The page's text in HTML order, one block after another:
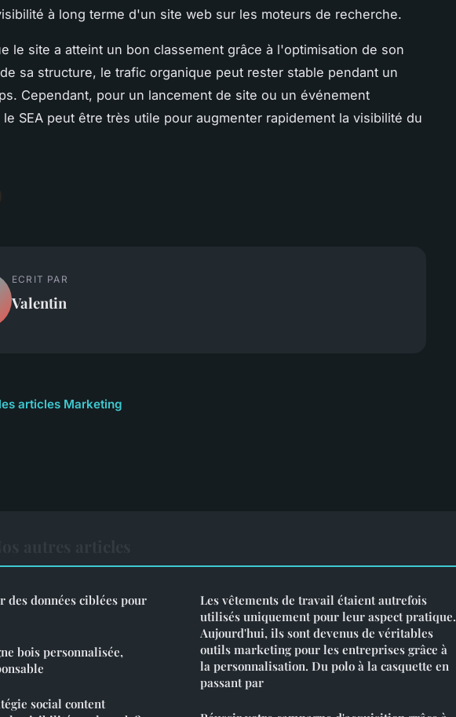
à long terme d'un site web sur les moteurs de recherche.
le site a atteint un bon classement grâce à l'optimisation de son
sa structure, le trafic organique peut rester stable pendant un
Cependant, pour un lancement de site ou un événement
SEA peut être très utile pour augmenter rapidement la visibilité du
ECRIT PAR
Valentin
articles Marketing
des données ciblées pour
bois personnalisée,
social content
Les vêtements de travail étaient autrefois
utilisés uniquement pour leur aspect pratique.
Aujourd'hui, ils sont devenus de véritables
outils marketing pour les entreprises grâce à
la personnalisation. Du polo à la casquette en
passant par